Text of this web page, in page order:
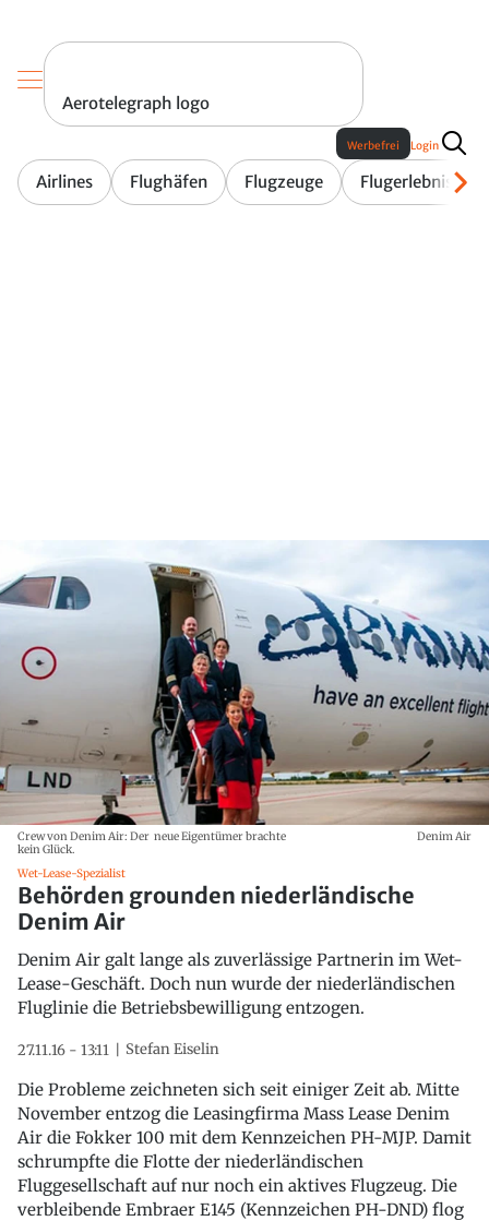
Aerotelegraph logo
Airlines Flughäfen Flugzeuge Flugerlebnis
Werbefrei Login
Crew von Denim Air: Der neue Eigentümer brachte
kein Glück.
Denim Air
Wet-Lease-Spezialist
Behörden grounden niederländische
Denim Air
Denim Air galt lange als zuverlässige Partnerin im Wet-
Lease-Geschäft. Doch nun wurde der niederländischen
Fluglinie die Betriebsbewilligung entzogen.
27.11.16 - 13:11 Stefan Eiselin
Die Probleme zeichneten sich seit einiger Zeit ab. Mitte
November entzog die Leasingfirma Mass Lease Denim
Air die Fokker 100 mit dem Kennzeichen PH-MJP. Damit
schrumpfte die Flotte der niederländischen
Fluggesellschaft auf nur noch ein aktives Flugzeug. Die
verbleibende Embraer E145 (Kennzeichen PH-DND) flog